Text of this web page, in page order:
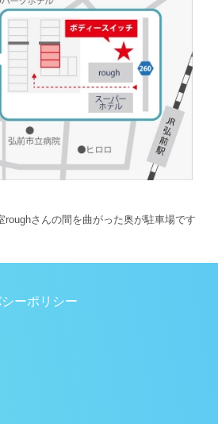
さんの間を曲がった奥が駐車場です
ーポリシー